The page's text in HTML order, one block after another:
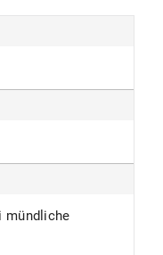
mündliche